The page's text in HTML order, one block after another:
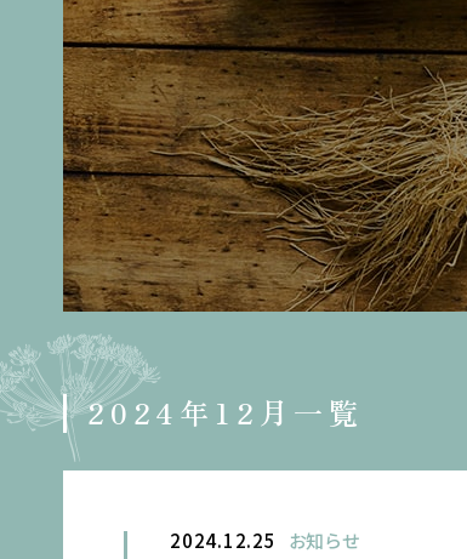
2024年12月一覧
2024.12.25 お知らせ